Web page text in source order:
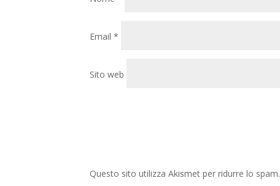
Email *
Sito web
Questo sito utilizza Akismet per ridurre lo spam.